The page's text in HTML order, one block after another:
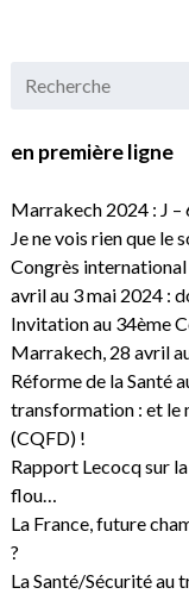
en première ligne
Marrakech 2024 : J –
Je ne vois rien que le
Congrès
avril au 3 mai 2024 :
Invitation au 34ème
Marrakech, 28 avril
Réforme de la Santé
transformation : et le
(CQFD) !
Rapport Lecocq sur
flou…
La France, future
?
La Santé/Sécurité au